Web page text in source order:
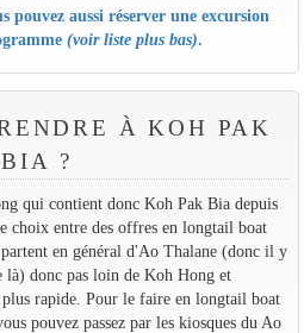
aussi réserver une excursion
(voir liste plus bas).
À KOH PAK
BIA ?
qui contient donc Koh Pak Bia depuis
choix entre des offres en longtail boat
en général d'Ao Thalane (donc il y
donc pas loin de Koh Hong et
rapide. Pour le faire en longtail boat
pouvez passez par les kiosques du Ao